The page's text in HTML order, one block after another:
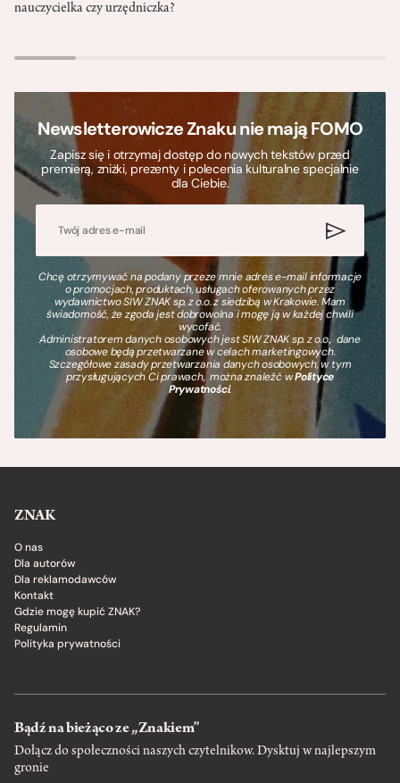
nauczycielka czy urzędniczka?
Newsletterowicze Znaku nie mają FOMO
Zapisz się i otrzymaj dostęp do nowych tekstów przed
premierą, zniżki, prezenty i polecenia kulturalne specjalnie
dla Ciebie.
Chcę otrzymywać na podany przeze mnie adres e-mail informacje
o promocjach, produktach, usługach oferowanych przez
wydawnictwo SIW ZNAK sp. z o.o. z siedzibą w Krakowie. Mam
świadomość, że zgoda jest dobrowolna i mogę ją w każdej chwili
wycofać.
Administratorem danych osobowych jest SIW ZNAK sp. z o.o., dane
osobowe będą przetwarzane w celach marketingowych.
Szczegółowe zasady przetwarzania danych osobowych, w tym
przysługujących Ci prawach, można znaleźć wPolityce
Prywatności.
ZNAK
O nas
Dla autorów
Dla reklamodawców
Kontakt
Gdzie mogę kupić ZNAK?
Regulamin
Polityka prywatności
Bądź na bieżąco ze „Znakiem”
Dołącz do społeczności naszych czytelnikow. Dysktuj w najlepszym
gronie